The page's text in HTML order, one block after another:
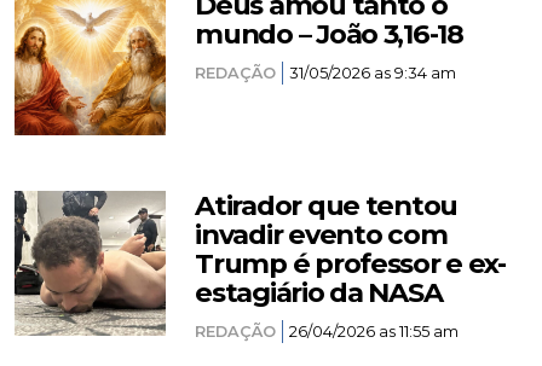
mundo – João 3,16-18
REDAÇÃO 31/05/2026 as 9:34 am
Atirador que tentou
invadir evento com
Trump é professor e ex-
estagiário da NASA
REDAÇÃO 26/04/2026 as 11:55 am